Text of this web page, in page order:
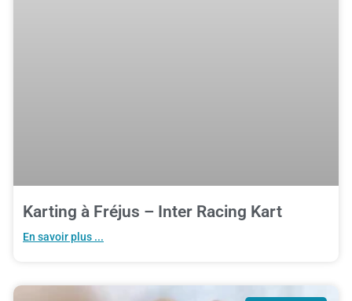
Karting à Fréjus – Inter Racing Kart
En savoir plus ...